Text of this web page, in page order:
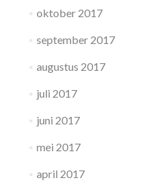
oktober 2017
september 2017
augustus 2017
juli 2017
juni 2017
mei 2017
april 2017